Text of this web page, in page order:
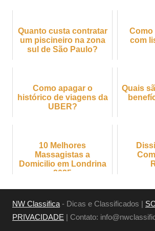
Quanto custa contratar
um piscineiro na zona
sul de São Paulo?
Como
com
Como apagar o
histórico de viagens da
UBER?
Quais
10 Melhores
Massagistas a
Domicilio em Londrina
2025
NW Classifica - Dicas e Classificados |
PRIVACIDADE | Contato: